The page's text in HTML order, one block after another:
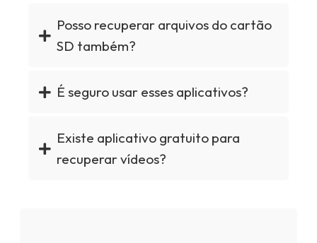
Posso recuperar arquivos do cartão
SD também?
É seguro usar esses aplicativos?
Existe aplicativo gratuito para
recuperar vídeos?